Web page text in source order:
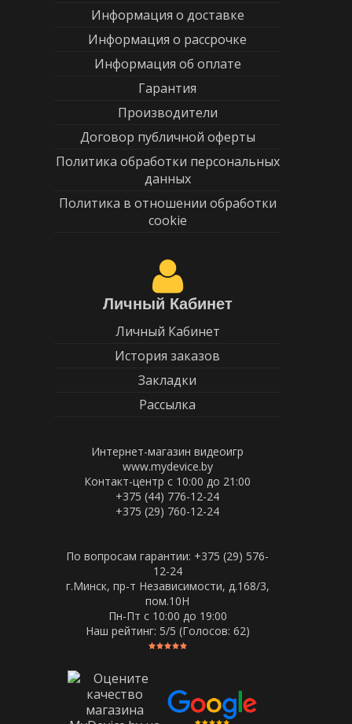
Информация о доставке
Информация о рассрочке
Информация об оплате
Гарантия
Производители
Договор публичной оферты
Политика обработки персональных
данных
Политика в отношении обработки
cookie
Личный Кабинет
Личный Кабинет
История заказов
Закладки
Рассылка
Интернет-магазин видеоигр
www.mydevice.by
Контакт-центр с 10:00 до 21:00
+375 (44) 776-12-24
+375 (29) 760-12-24
По вопросам гарантии: +375 (29) 576-
12-24
г.Минск, пр-т Независимости, д.168/3,
пом.10Н
Пн-Пт c 10:00 до 19:00
Наш рейтинг: 5/5 (Голосов: 62)